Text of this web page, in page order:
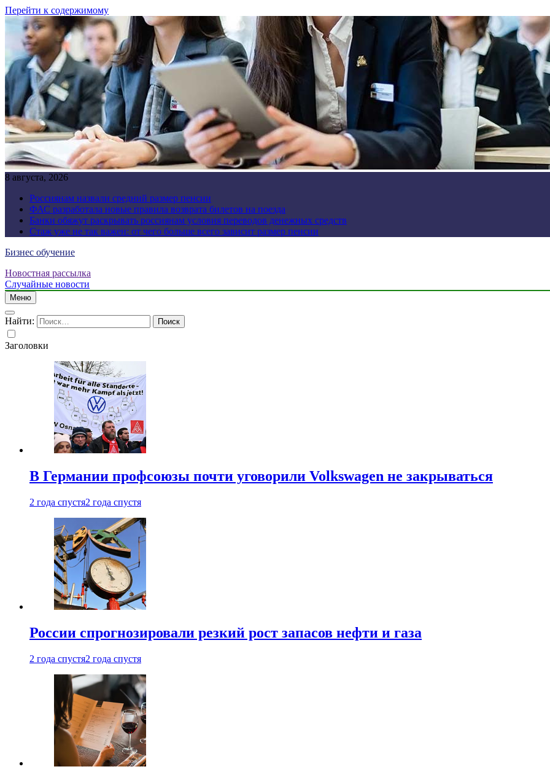
Перейти к содержимому
8 августа, 2026
Россиянам назвали средний размер пенсии
ФАС разработала новые правила возврата билетов на поезда
Банки обяжут раскрывать россиянам условия переводов денежных средств
Стаж уже не так важен: от чего больше всего зависит размер пенсии
Бизнес обучение
Новостная рассылка
Случайные новости
Меню
Найти:
Заголовки
В Германии профсоюзы почти уговорили Volkswagen не закрываться
2 года спустя2 года спустя
России спрогнозировали резкий рост запасов нефти и газа
2 года спустя2 года спустя